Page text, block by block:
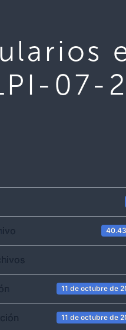
07-
11 de octubre de
11 de octubre de